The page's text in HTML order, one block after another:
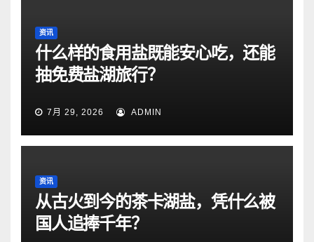
资讯
什么样的食用盐既能安心吃，还能
抽免费盐湖旅行？
7月 29, 2026 ADMIN
资讯
从古火到今的茶卡湖盐，凭什么被
国人追捧千年？